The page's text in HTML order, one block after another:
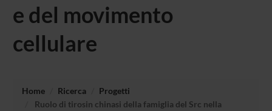
e del movimento
cellulare
Home Ricerca
Progetti
Ruolo di tirosin chinasi della famiglia del Src nella